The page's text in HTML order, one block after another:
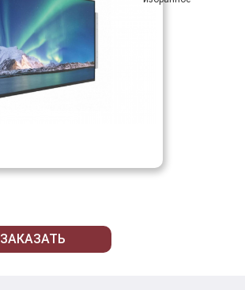
ЗАКАЗАТЬ